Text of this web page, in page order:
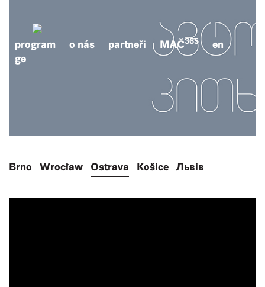
program o nás partneři MAČ365
en
ge
Brno Wrocław Ostrava Košice Львів